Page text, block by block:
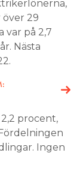
29
var på 2,7
Nästa
procent,
Ingen